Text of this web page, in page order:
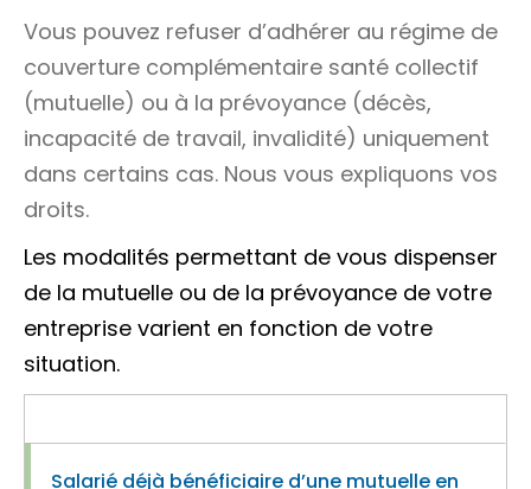
Vous pouvez refuser d’adhérer au régime de
couverture complémentaire santé collectif
(mutuelle) ou à la prévoyance (décès,
incapacité de travail, invalidité) uniquement
dans certains cas. Nous vous expliquons vos
droits.
Les modalités permettant de vous dispenser
de la mutuelle ou de la prévoyance de votre
entreprise varient en fonction de votre
situation.
Salarié déjà bénéficiaire d’une mutuelle en